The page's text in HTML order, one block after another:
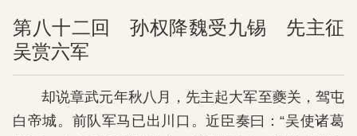
第八十二回 孙权降魏受九锡 先主征
吴赏六军
却说章武元年秋八月，先主起大军至夔关，驾屯
白帝城。前队军马已出川口。近臣奏曰：“吴使诸葛